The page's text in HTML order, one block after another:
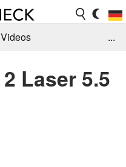
Videos
Jobs
...
Laser 5.5